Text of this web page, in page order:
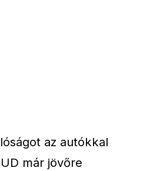
az autókkal
már jövőre